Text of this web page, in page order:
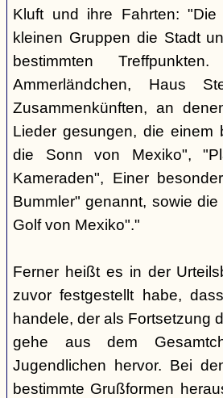
Kluft und ihre Fahrten:
kleinen Gruppen die Stadt
bestimmten
Ammerländchen, Haus
Zusammenkünften, an
Lieder gesungen, die einem
die Sonn von Mexiko",
Kameraden", Einer
Bummler" genannt, sowie
Golf von Mexiko"."
Ferner heißt es in der
zuvor festgestellt habe,
handele, der als Fortsetzung
gehe aus dem
Jugendlichen hervor. Bei
bestimmte Grußformen